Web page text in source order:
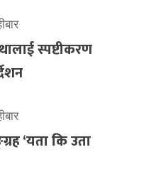
स्पष्टीकरण
‘यता कि उता